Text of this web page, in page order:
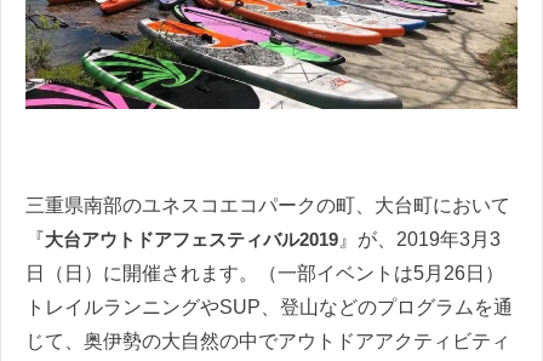
三重県南部のユネスコエコパークの町、大台町において
『大台アウトドアフェスティバル2019 』が、2019年3月3
日（日）に開催されます。（一部イベントは5月26日）
トレイルランニングやSUP、登山などのプログラムを通
じて、奥伊勢の大自然の中でアウトドアアクティビティ